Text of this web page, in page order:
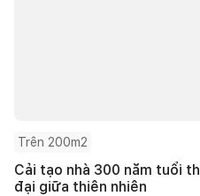
Trên 200m2
Cải tạo nhà 300 năm tuổi
đại giữa thiên nhiên